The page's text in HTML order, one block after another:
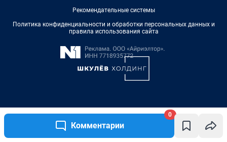
Комментарии
0
Рекомендательные системы
Политика конфиденциальности и обработки персональных данных и
правила использования сайта
© ООО «Сеть городских порталов»